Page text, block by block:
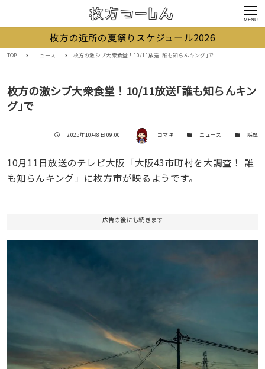
MENU
枚方の近所の夏祭りスケジュール2026
TOP ニュース 枚方の激シブ大衆食堂！10/11放送｢誰も知らんキング｣で
枚方の激シブ大衆食堂！10/11放送｢誰も知らんキン
グ｣で
投稿日
2025年10月8日 09:00 著者 コマキ カテゴリー
ニュース カテゴリー
話題
10月11日放送のテレビ大阪「大阪43市町村を大調査！ 誰
も知らんキング」に枚方市が映るようです。
広告の後にも続きます